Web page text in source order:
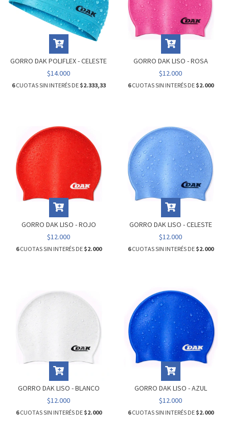
GORRO DAK POLIFLEX - CELESTE
$14.000
6CUOTAS SIN INTERÉS DE $2.333,33
GORRO DAK LISO - ROSA
$12.000
6CUOTAS SIN INTERÉS DE $2.000
GORRO DAK LISO - ROJO
$12.000
6CUOTAS SIN INTERÉS DE $2.000
GORRO DAK LISO - CELESTE
$12.000
6CUOTAS SIN INTERÉS DE $2.000
GORRO DAK LISO - BLANCO
$12.000
6CUOTAS SIN INTERÉS DE $2.000
GORRO DAK LISO - AZUL
$12.000
6CUOTAS SIN INTERÉS DE $2.000